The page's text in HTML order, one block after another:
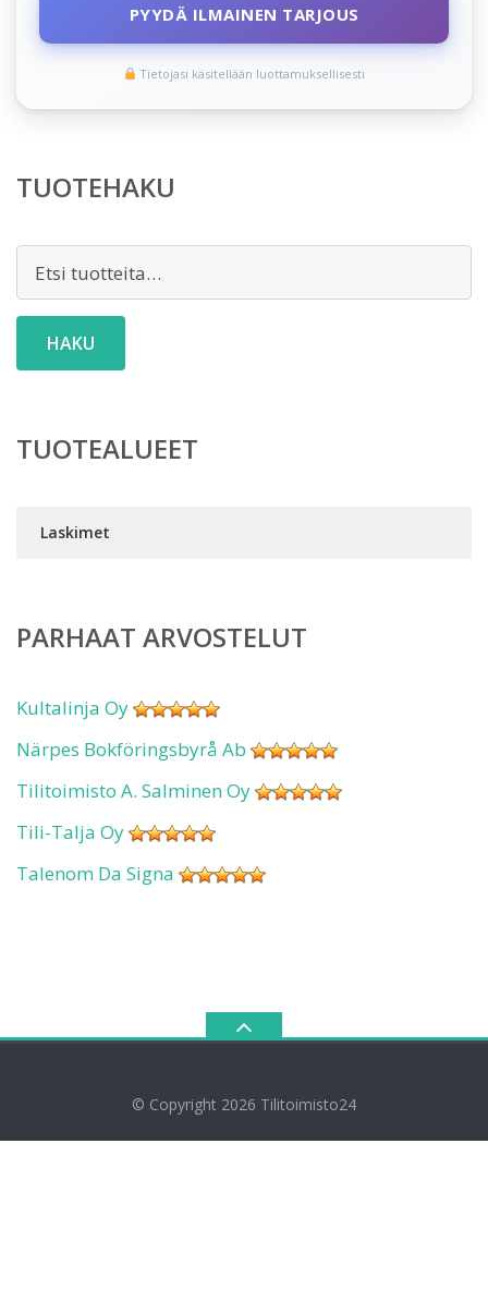
PYYDÄ ILMAINEN TARJOUS
Tietojasi käsitellään luottamuksellisesti
TUOTEHAKU
HAKU
TUOTEALUEET
Laskimet
PARHAAT ARVOSTELUT
Kultalinja Oy
Närpes Bokföringsbyrå Ab
Tilitoimisto A. Salminen Oy
Tili-Talja Oy
Talenom Da Signa
© Copyright 2026 Tilitoimisto24